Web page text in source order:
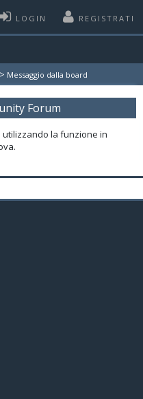
LOGIN REGISTRATI
> Messaggio dalla board
Forum
la funzione in